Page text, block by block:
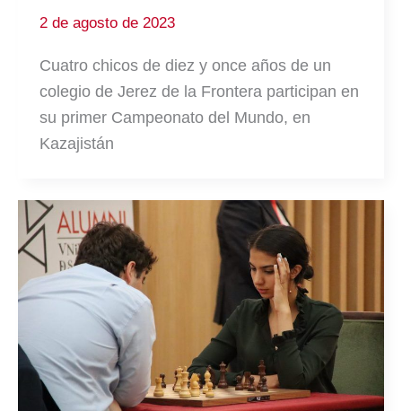
2 de agosto de 2023
Cuatro chicos de diez y once años de un
colegio de Jerez de la Frontera participan en
su primer Campeonato del Mundo, en
Kazajistán